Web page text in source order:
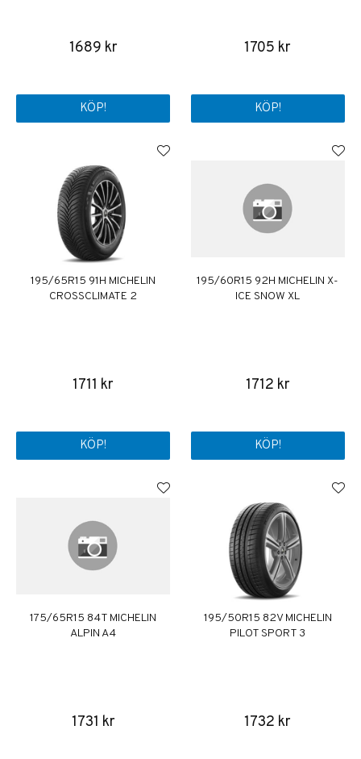
1689 kr
KÖP!
1705 kr
KÖP!
195/65R15 91H MICHELIN
CROSSCLIMATE 2
1711 kr
KÖP!
195/60R15 92H MICHELIN X-
ICE SNOW XL
1712 kr
KÖP!
175/65R15 84T MICHELIN
ALPIN A4
1731 kr
195/50R15 82V MICHELIN
PILOT SPORT 3
1732 kr